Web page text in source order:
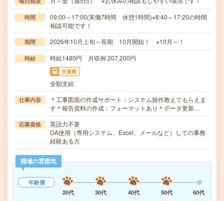
時間
09:00～17:00(実働7時間 休憩1時間)※8:40～17:20の時間
相談可能です！
期間 2026年10月上旬～長期 10月開始！ ※10月～！
時給 時給1480円 月収例 207,200円
交通費
全額支給
仕事内容
＊工事図面の作成サポート：システム操作教えてもらえま
す＊報告資料の作成：フォーマットあり＊データ更新…
応募資格
英語力不要
OA使用（専用システム、Excel、メールなど）しての事務
経験ある方
職場の雰囲気
年齢層
20代
30代 40代 50代
60代